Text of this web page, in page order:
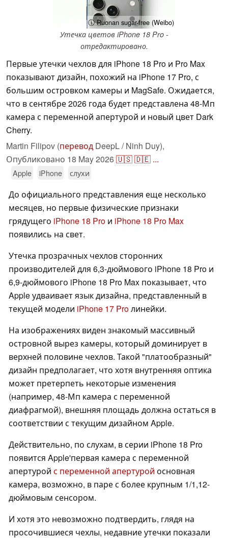
ⓘ Ruonan sugar-free (Weibo)
Утечка цветов iPhone 18 Pro -
отредактировано.
Первые утечки чехлов для iPhone 18 Pro и Pro Max
показывают дизайн, похожий на iPhone 17 Pro, с
большим островком камеры и MagSafe. Ожидается,
что в сентябре 2026 года будет представлена 48-Мп
камера с переменной апертурой и новый цвет Dark
Cherry.
Martin Filipov (перевод DeepL / Ninh Duy),
Опубликовано 18 May 2026🇺🇸🇩🇪 ...
Apple iPhone слухи
До официального представления еще несколько
месяцев, но первые физические признаки
грядущего iPhone 18 Pro и iPhone 18 Pro Max
появились на свет.
Утечка прозрачных чехлов сторонних
производителей для 6,3-дюймового iPhone 18 Pro и
6,9-дюймового iPhone 18 Pro Max показывает, что
Apple удваивает язык дизайна, представленный в
текущей модели iPhone 17 Proлинейки.
На изображениях виден знакомый массивный
островной вырез камеры, который доминирует в
верхней половине чехлов. Такой "платообразный"
дизайн предполагает, что хотя внутренняя оптика
может претерпеть некоторые изменения
(например, 48-Мп камера с переменной
диафрагмой), внешняя площадь должна остаться в
соответствии с текущим дизайном Apple.
Действительно, по слухам, в серии iPhone 18 Pro
появится Apple'первая камера с переменной
апертурой с переменной апертурой основная
камера, возможно, в паре с более крупным 1/1,12-
дюймовым сенсором.
И хотя это невозможно подтвердить, глядя на
просочившиеся чехлы, недавние утечки показали